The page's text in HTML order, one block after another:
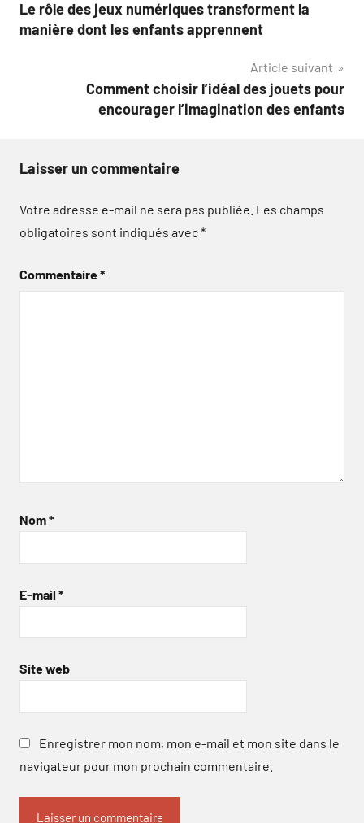
de
Le rôle des jeux numériques transforment la
manière dont les enfants apprennent
Article suivant
Comment choisir l’idéal des jouets pour
encourager l’imagination des enfants
Laisser un commentaire
Votre adresse e-mail ne sera pas publiée. Les champs
obligatoires sont indiqués avec*
Commentaire*
Nom*
E-mail *
Site web
Enregistrer mon nom, mon e-mail et mon site dans le
navigateur pour mon prochain commentaire.